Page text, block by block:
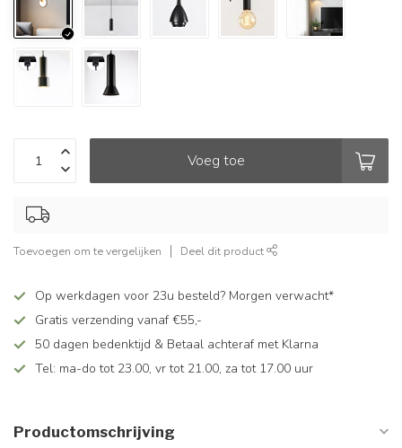
Voeg toe
Toevoegen om te vergelijken Deel dit product
Op werkdagen voor 23u besteld? Morgen verwacht*
Gratis verzending vanaf €55,-
50 dagen bedenktijd & Betaal achteraf met Klarna
Tel: ma-do tot 23.00, vr tot 21.00, za tot 17.00 uur
Productomschrijving